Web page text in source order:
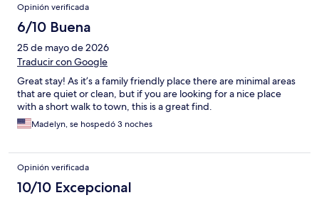
Opinión verificada
6/10 Buena
25 de mayo de 2026
Traducir con Google
Great stay! As it’s a family friendly place there are minimal areas
that are quiet or clean, but if you are looking for a nice place
with a short walk to town, this is a great find.
Madelyn, se hospedó 3 noches
Opinión verificada
10/10 Excepcional